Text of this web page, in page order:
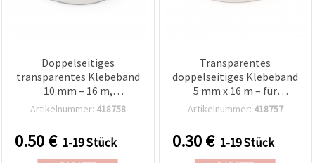
Doppelseitiges
transparentes Klebeband
10 mm – 16 m,
Bastelklebeband für DIY &
Artikelnummer: 418758
0.50€ 1-19 Stück
Transparentes
doppelseitiges Klebeband
5 mm x 16 m – für
Basteln, DIY &
Artikelnummer: 418757
0.30€ 1-19 Stück